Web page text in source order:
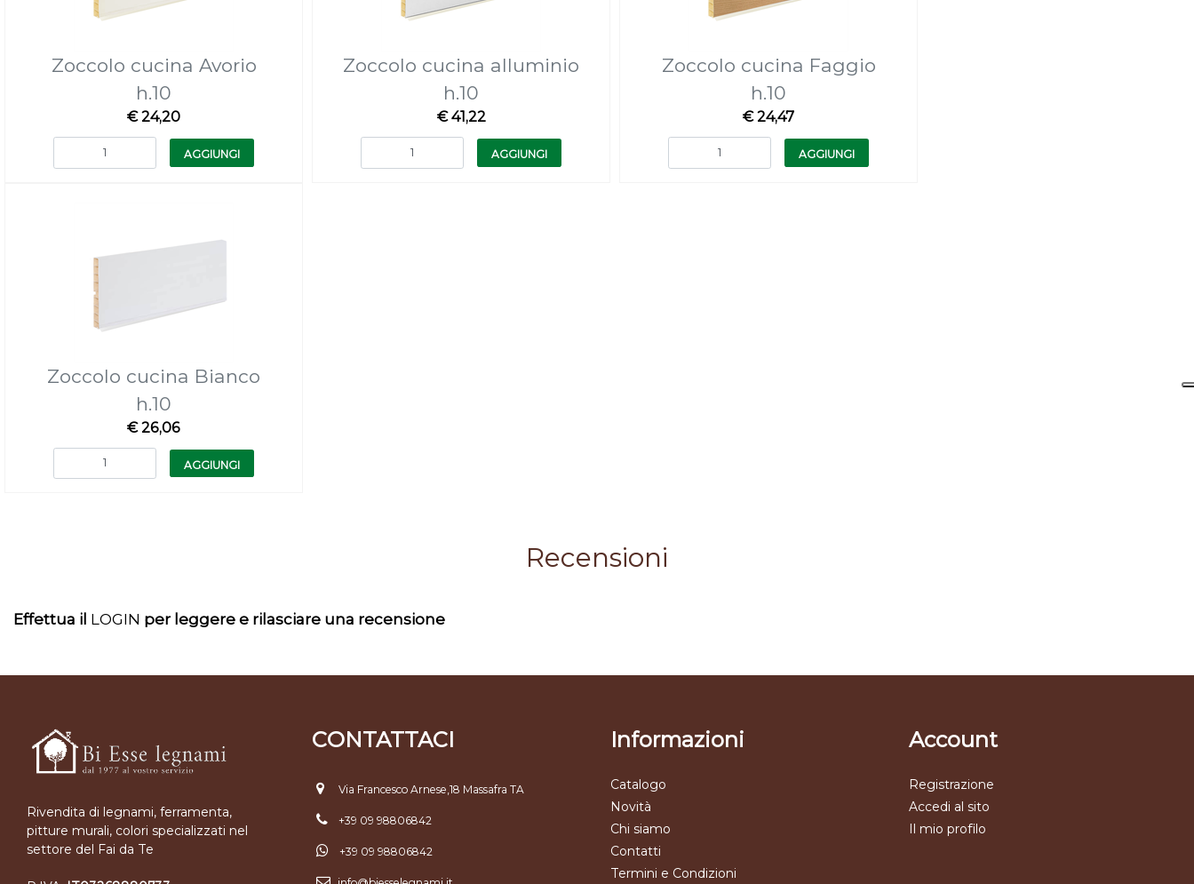
Zoccolo cucina Avorio
h.10
€ 24,20
Quantità
AGGIUNGI
Zoccolo cucina alluminio
h.10
€ 41,22
Quantità
AGGIUNGI
Zoccolo cucina Faggio
h.10
€ 24,47
Quantità
AGGIUNGI
Zoccolo cucina Bianco
h.10
€ 26,06
Quantità
AGGIUNGI
Recensioni
Effettua il LOGIN per leggere e rilasciare una recensione
Rivendita di legnami, ferramenta,
pitture murali, colori specializzati nel
settore del Fai da Te
CONTATTACI
Via Francesco Arnese,18 Massafra TA
+39 09 98806842
+39 09 98806842
Informazioni
Catalogo
Novità
Chi siamo
Contatti
Termini e Condizioni
Account
Registrazione
Accedi al sito
Il mio profilo